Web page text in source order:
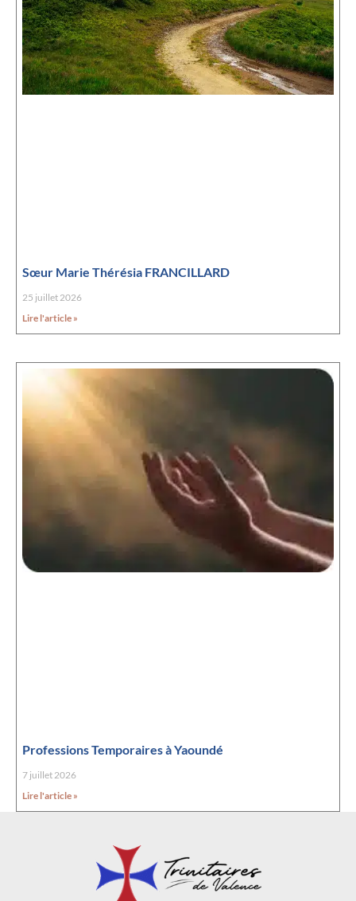
Sœur Marie Thérésia FRANCILLARD
25 juillet 2026
Lire l'article »
Professions Temporaires à Yaoundé
7 juillet 2026
Lire l'article »